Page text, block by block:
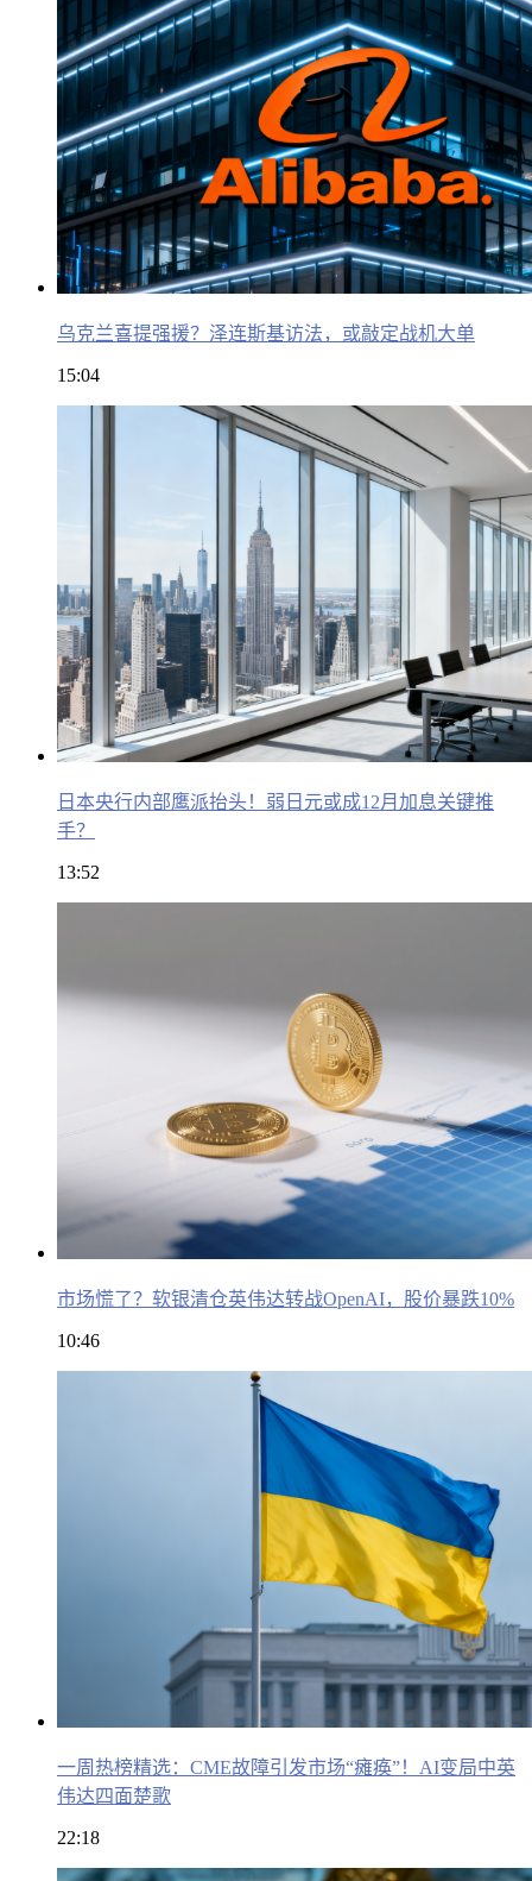
乌克兰喜提强援？泽连斯基访法，或敲定战机大单
15:04
日本央行内部鹰派抬头！弱日元或成12月加息关键推
手？
13:52
市场慌了？软银清仓英伟达转战OpenAI，股价暴跌10%
10:46
一周热榜精选：CME故障引发市场“瘫痪”！AI变局中英
伟达四面楚歌
22:18